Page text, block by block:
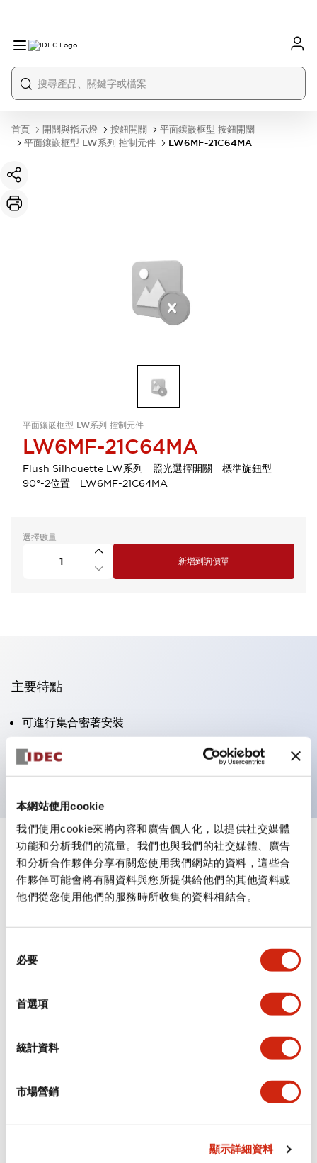
本網站使用cookie
我們使用cookie來將內容和廣告個人化，以提供社交媒體
功能和分析我們的流量。我們也與我們的社交媒體、廣告
和分析合作夥伴分享有關您使用我們網站的資料，這些合
作夥伴可能會將有關資料與您所提供給他們的其他資料或
他們從您使用他們的服務時所收集的資料相結合。
必要
首選項
統計資料
市場營銷
顯示詳細資料
首頁 開關與指示燈 按鈕開關
平面鑲嵌框型 按鈕開關
平面鑲嵌框型 LW系列 控制元件
LW6MF-21C64MA
平面鑲嵌框型 LW系列 控制元件
LW6MF-21C64MA
Flush Silhouette LW系列 照光選擇開關 標準旋鈕型
90°-2位置 LW6MF-21C64MA
選擇數量
新增到詢價單
主要特點
可進行集合密著安裝
附鎖選擇開關採用高安全性的彈子鎖結構
防護結構為IP65（IEC60529）
規格 顯示全部
審美規範
環境規範
功能規格